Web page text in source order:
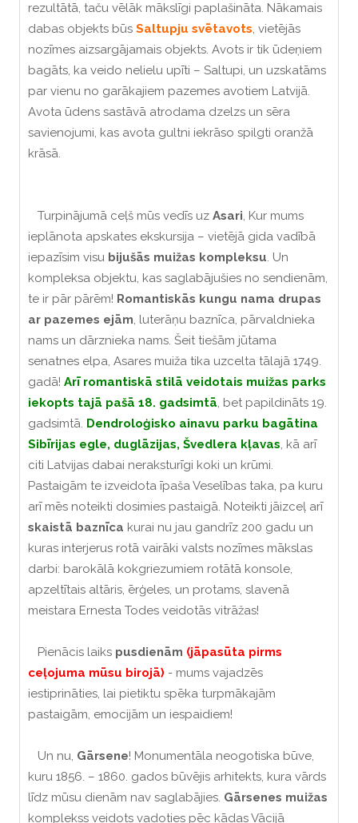
rezultātā, taču vēlāk mākslīgi paplašināta. Nākamais
dabas objekts būs Saltupju svētavots, vietējās
nozīmes aizsargājamais objekts. Avots ir tik ūdeņiem
bagāts, ka veido nelielu upīti – Saltupi, un uzskatāms
par vienu no garākajiem pazemes avotiem Latvijā.
Avota ūdens sastāvā atrodama dzelzs un sēra
savienojumi, kas avota gultni iekrāso spilgti oranžā
krāsā.
Turpinājumā ceļš mūs vedīs uz Asari, Kur mums
ieplānota apskates ekskursija – vietējā gida vadībā
iepazīsim visu bijušās muižas kompleksu. Un
kompleksa objektu, kas saglabājušies no sendienām,
te ir pār pārēm! Romantiskās kungu nama drupas
ar pazemes ejām, luterāņu baznīca, pārvaldnieka
nams un dārznieka nams. Šeit tiešām jūtama
senatnes elpa, Asares muiža tika uzcelta tālajā 1749.
gadā! Arī romantiskā stilā veidotais muižas parks
iekopts tajā pašā 18. gadsimtā, bet papildināts 19.
gadsimtā. Dendroloģisko ainavu parku bagātina
Sibīrijas egle, duglāzijas, Švedlera kļavas, kā arī
citi Latvijas dabai neraksturīgi koki un krūmi.
Pastaigām te izveidota īpaša Veselības taka, pa kuru
arī mēs noteikti dosimies pastaigā. Noteikti jāizceļ arī
skaistā baznīca kurai nu jau gandrīz 200 gadu un
kuras interjerus rotā vairāki valsts nozīmes mākslas
darbi: barokālā kokgriezumiem rotātā konsole,
apzeltītais altāris, ērģeles, un protams, slavenā
meistara Ernesta Todes veidotās vitrāžas!
Pienācis laiks pusdienām (jāpasūta pirms
ceļojuma mūsu birojā) - mums vajadzēs
iestiprināties, lai pietiktu spēka turpmākajām
pastaigām, emocijām un iespaidiem!
Un nu, Gārsene! Monumentāla neogotiska būve,
kuru 1856. – 1860. gados būvējis arhitekts, kura vārds
līdz mūsu dienām nav saglabājies. Gārsenes muižas
komplekss veidots vadoties pēc kādas Vācijā